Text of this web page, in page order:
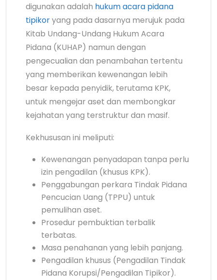
digunakan adalah hukum acara pidana
tipikoryang pada dasarnya merujuk pada
Kitab Undang-Undang Hukum Acara
Pidana (KUHAP) namun dengan
pengecualian dan penambahan tertentu
yang memberikan kewenangan lebih
besar kepada penyidik, terutama KPK,
untuk mengejar aset dan membongkar
kejahatan yang terstruktur dan masif.
Kekhususan ini meliputi:
Kewenangan penyadapan tanpa perlu
izin pengadilan (khusus KPK).
Penggabungan perkara Tindak Pidana
Pencucian Uang (TPPU) untuk
pemulihan aset.
Prosedur pembuktian terbalik
terbatas.
Masa penahanan yang lebih panjang.
Pengadilan khusus (Pengadilan Tindak
Pidana Korupsi/Pengadilan Tipikor).